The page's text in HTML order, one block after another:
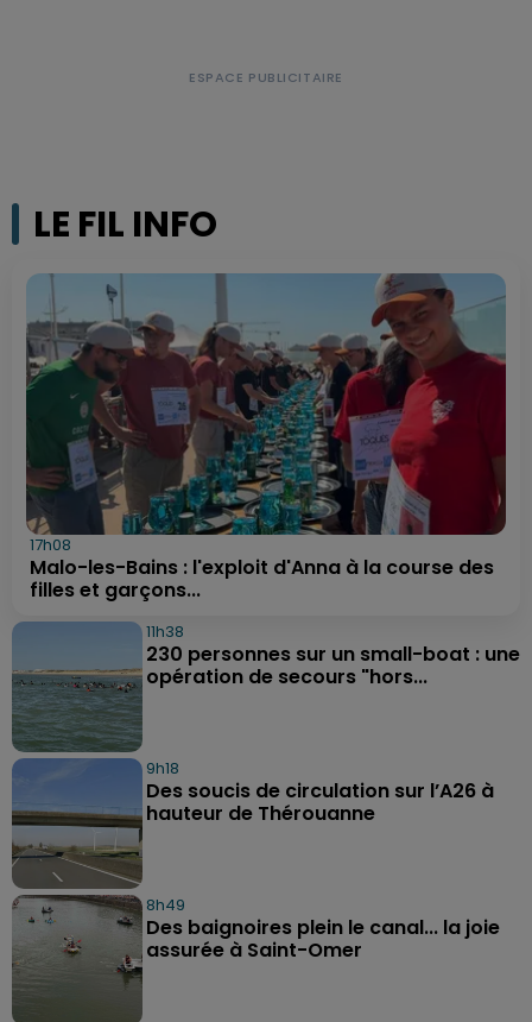
LE FIL INFO
17h08
Malo-les-Bains : l'exploit d'Anna à la course des
filles et garçons...
11h38
230 personnes sur un small-boat : une
opération de secours "hors...
9h18
Des soucis de circulation sur l’A26 à
hauteur de Thérouanne
8h49
Des baignoires plein le canal... la joie
assurée à Saint-Omer